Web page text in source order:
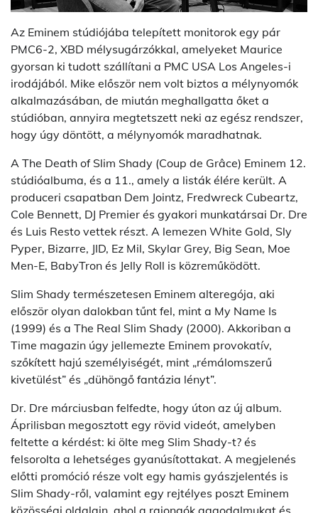
Az Eminem stúdiójába telepített monitorok egy pár
PMC6-2, XBD mélysugárzókkal, amelyeket Maurice
gyorsan ki tudott szállítani a PMC USA Los Angeles-i
irodájából. Mike először nem volt biztos a mélynyomók
alkalmazásában, de miután meghallgatta őket a
stúdióban, annyira megtetszett neki az egész rendszer,
hogy úgy döntött, a mélynyomók maradhatnak.
A The Death of Slim Shady (Coup de Grâce) Eminem 12.
stúdióalbuma, és a 11., amely a listák élére került. A
produceri csapatban Dem Jointz, Fredwreck Cubeartz,
Cole Bennett, DJ Premier és gyakori munkatársai Dr. Dre
és Luis Resto vettek részt. A lemezen White Gold, Sly
Pyper, Bizarre, JID, Ez Mil, Skylar Grey, Big Sean, Moe
Men-E, BabyTron és Jelly Roll is közreműködött.
Slim Shady természetesen Eminem alteregója, aki
először olyan dalokban tűnt fel, mint a My Name Is
(1999) és a The Real Slim Shady (2000). Akkoriban a
Time magazin úgy jellemezte Eminem provokatív,
szőkített hajú személyiségét, mint „rémálomszerű
kivetülést” és „dühöngő fantázia lényt”.
Dr. Dre márciusban felfedte, hogy úton az új album.
Áprilisban megosztott egy rövid videót, amelyben
feltette a kérdést: ki ölte meg Slim Shady-t? és
felsorolta a lehetséges gyanúsítottakat. A megjelenés
előtti promóció része volt egy hamis gyászjelentés is
Slim Shady-ről, valamint egy rejtélyes poszt Eminem